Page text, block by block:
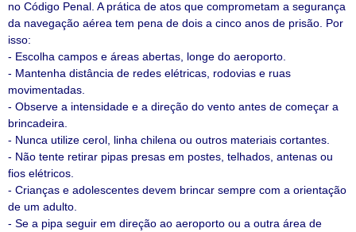
no Código Penal. A prática de atos que comprometam a segurança
da navegação aérea tem pena de dois a cinco anos de prisão. Por
isso:
- Escolha campos e áreas abertas, longe do aeroporto.
- Mantenha distância de redes elétricas, rodovias e ruas
movimentadas.
- Observe a intensidade e a direção do vento antes de começar a
brincadeira.
- Nunca utilize cerol, linha chilena ou outros materiais cortantes.
- Não tente retirar pipas presas em postes, telhados, antenas ou
fios elétricos.
- Crianças e adolescentes devem brincar sempre com a orientação
de um adulto.
- Se a pipa seguir em direção ao aeroporto ou a outra área de